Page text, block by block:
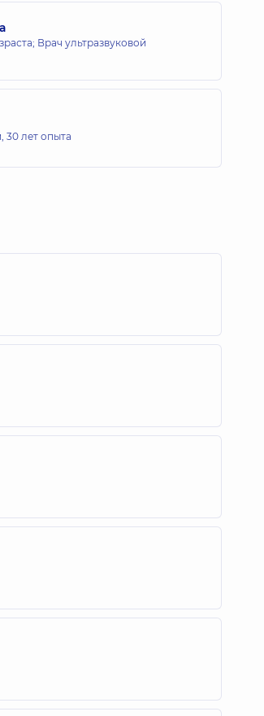
Врач ультразвуковой
30 лет опыта